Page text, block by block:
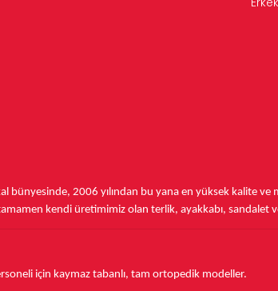
bünyesinde, 2006 yılından bu yana en yüksek kalite ve
kendi üretimimiz olan terlik, ayakkabı, sandalet
için kaymaz tabanlı, tam ortopedik modeller.